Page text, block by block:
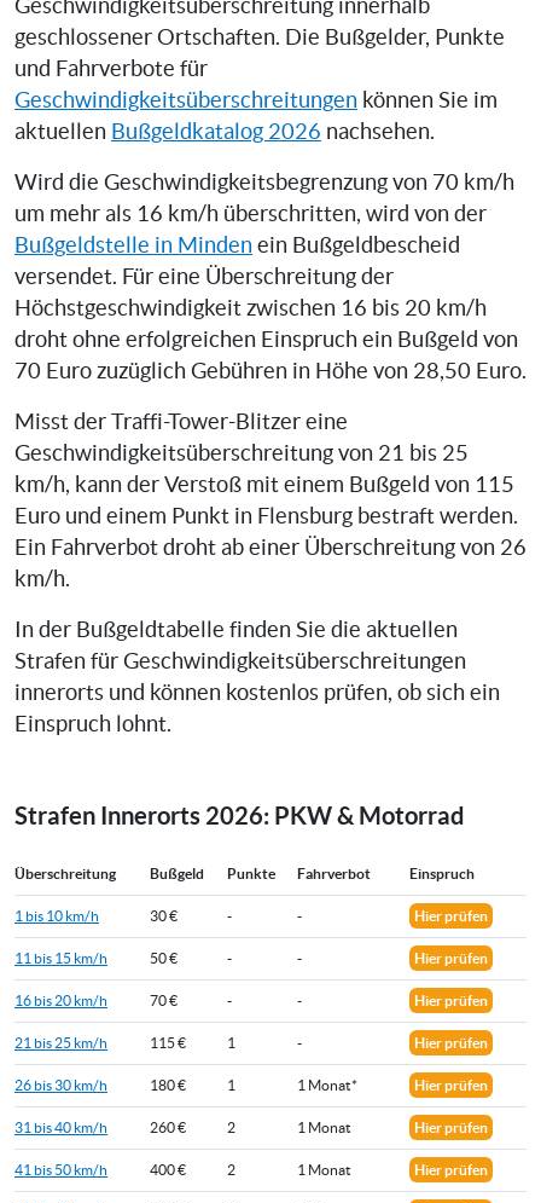
Geschwindigkeitsüberschreitung innerhalb
geschlossener Ortschaften. Die Bußgelder, Punkte
und Fahrverbote für
Geschwindigkeitsüberschreitungen können Sie im
aktuellen Bußgeldkatalog 2026 nachsehen.
Wird die Geschwindigkeitsbegrenzung von 70 km/h
um mehr als 16 km/h überschritten, wird von der
Bußgeldstelle in Minden ein Bußgeldbescheid
versendet. Für eine Überschreitung der
Höchstgeschwindigkeit zwischen 16 bis 20 km/h
droht ohne erfolgreichen Einspruch ein Bußgeld von
70 Euro zuzüglich Gebühren in Höhe von 28,50 Euro.
Misst der Traffi-Tower-Blitzer eine
Geschwindigkeitsüberschreitung von 21 bis 25
km/h, kann der Verstoß mit einem Bußgeld von 115
Euro und einem Punkt in Flensburg bestraft werden.
Ein Fahrverbot droht ab einer Überschreitung von 26
km/h.
In der Bußgeldtabelle finden Sie die aktuellen
Strafen für Geschwindigkeitsüberschreitungen
innerorts und können kostenlos prüfen, ob sich ein
Einspruch lohnt.
Strafen Innerorts 2026: PKW & Motorrad
Überschreitung Bußgeld Punkte Fahrverbot Einspruch
1 bis 10 km/h 30 € - - Hier prüfen
11 bis 15 km/h 50 € - - Hier prüfen
16 bis 20 km/h 70 € - - Hier prüfen
21 bis 25 km/h 115 € 1 - Hier prüfen
26 bis 30 km/h 180 € 1 1 Monat* Hier prüfen
31 bis 40 km/h 260 € 2 1 Monat Hier prüfen
41 bis 50 km/h 400 € 2 1 Monat Hier prüfen